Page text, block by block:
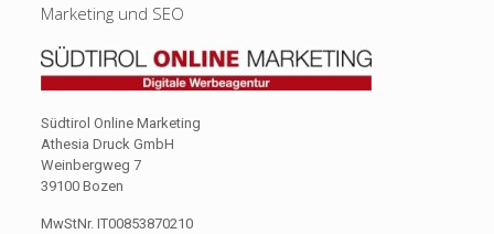
Marketing und SEO
Südtirol Online Marketing
Athesia Druck GmbH
Weinbergweg 7
39100 Bozen
MwStNr. IT00853870210